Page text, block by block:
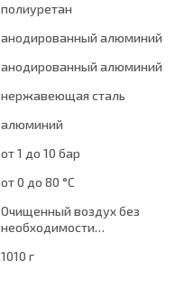
полиуретан
анодированный алюминий
анодированный алюминий
нержавеющая сталь
алюминий
от 1 до 10 бар
от 0 до 80 °C
Очищенный воздух без
необходимости
установка центробежного
1010 г